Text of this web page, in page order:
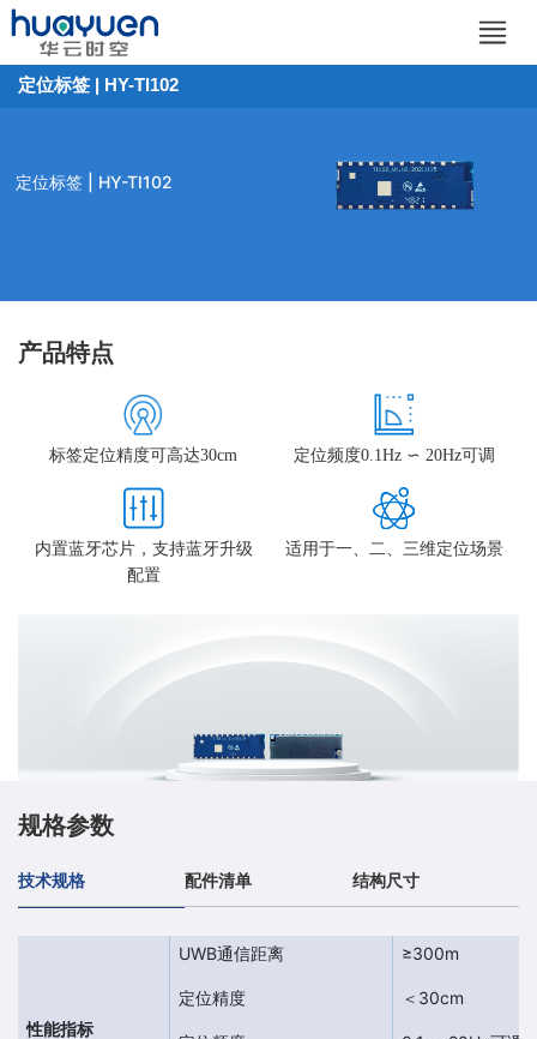
定位标签 | HY-TI102
定位标签 | HY-TI102
产品特点
标签定位精度可高达30cm 定位频度0.1Hz ∽ 20Hz可调
内置蓝牙芯片，支持蓝牙升级
配置
适用于一、二、三维定位场景
规格参数
技术规格 配件清单 结构尺寸
性能指标
UWB通信距离
定位精度
≥300m
＜30cm